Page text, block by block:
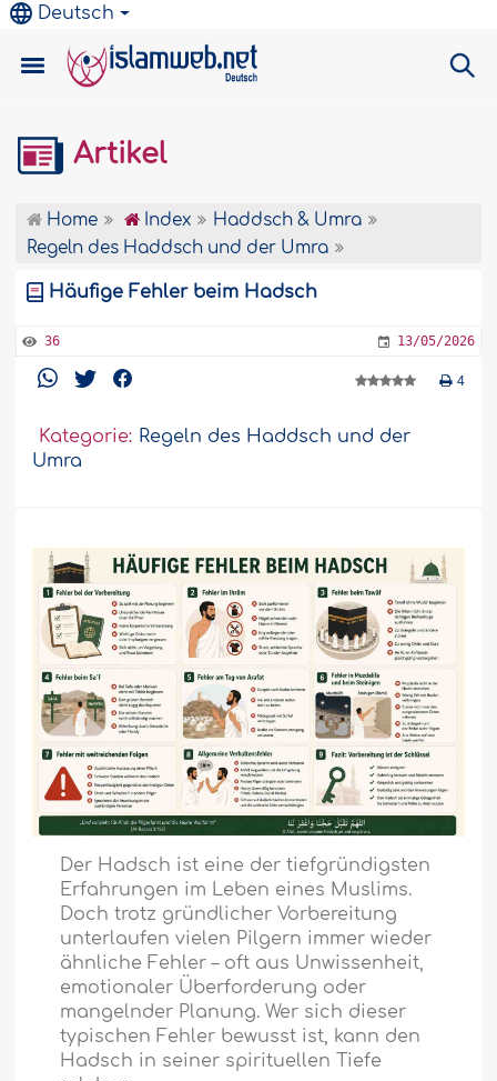
Deutsch
Artikel
Home Index
Haddsch & Umra
Regeln des Haddsch und der Umra
Häufige Fehler beim Hadsch
36 13/05/2026
4
Kategorie: Regeln des Haddsch und der
Umra
Der Hadsch ist eine der tiefgründigsten
Erfahrungen im Leben eines Muslims.
Doch trotz gründlicher Vorbereitung
unterlaufen vielen Pilgern immer wieder
ähnliche Fehler – oft aus Unwissenheit,
emotionaler Überforderung oder
mangelnder Planung. Wer sich dieser
typischen Fehler bewusst ist, kann den
Hadsch in seiner spirituellen Tiefe